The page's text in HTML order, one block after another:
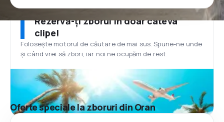
Rezervă-ți zborul în doar câteva
clipe!
Folosește motorul de căutare de mai sus. Spune-ne unde
și când vrei să zbori, iar noi ne ocupăm de rest.
Oferte speciale la zboruri din Oran